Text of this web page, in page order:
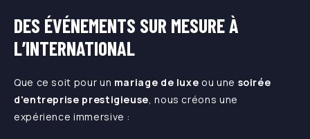
DES ÉVÉNEMENTS SUR MESURE À
L’INTERNATIONAL
Que ce soit pour un mariage de luxe ou une soirée
d'entreprise prestigieuse, nous créons une
expérience immersive :